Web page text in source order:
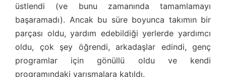
üstlendi (ve bunu zamanında tamamlamayı
başaramadı). Ancak bu süre boyunca takımın bir
parçası oldu, yardım edebildiği yerlerde yardımcı
oldu, çok şey öğrendi, arkadaşlar edindi, genç
programlar için gönüllü oldu ve kendi
programındaki yarışmalara katıldı.